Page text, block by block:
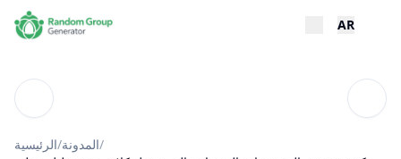
AR
المدونة
الرئيسية/المدونة/